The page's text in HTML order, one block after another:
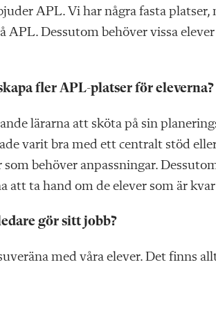
APL. Vi har några fasta platser,
APL. Dessutom behöver vissa
fler APL-platser för eleverna?
lärarna att sköta på sin
varit bra med ett centralt stöd
behöver anpassningar.
att ta hand om de elever som är
gör sitt jobb?
med våra elever. Det finns